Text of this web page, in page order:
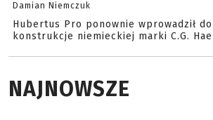
Damian Niemczuk
Hubertus Pro ponownie wprowadził
konstrukcje niemieckiej marki C.G.
NAJNOWSZE